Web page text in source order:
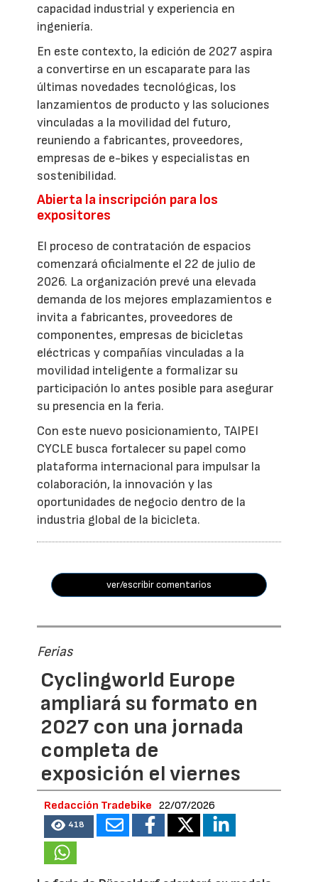
capacidad industrial y experiencia en
ingeniería.
En este contexto, la edición de 2027 aspira
a convertirse en un escaparate para las
últimas novedades tecnológicas, los
lanzamientos de producto y las soluciones
vinculadas a la movilidad del futuro,
reuniendo a fabricantes, proveedores,
empresas de e-bikes y especialistas en
sostenibilidad.
Abierta la inscripción para los
expositores
El proceso de contratación de espacios
comenzará oficialmente el 22 de julio de
2026. La organización prevé una elevada
demanda de los mejores emplazamientos e
invita a fabricantes, proveedores de
componentes, empresas de bicicletas
eléctricas y compañías vinculadas a la
movilidad inteligente a formalizar su
participación lo antes posible para asegurar
su presencia en la feria.
Con este nuevo posicionamiento, TAIPEI
CYCLE busca fortalecer su papel como
plataforma internacional para impulsar la
colaboración, la innovación y las
oportunidades de negocio dentro de la
industria global de la bicicleta.
ver/escribir comentarios
Ferias
Cyclingworld Europe
ampliará su formato en
2027 con una jornada
completa de
exposición el viernes
Redacción Tradebike 22/07/2026
418